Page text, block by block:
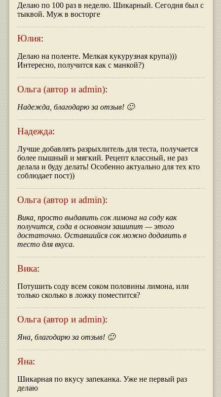
Делаю по 100 раз в неделю. Шикарный. Сегодня был с
тыквой. Муж в восторге
Юлия:
Делаю на поленте. Мелкая кукурузная крупа)))
Интересно, получится как с манкой?)
Ольга (автор и admin):
Надежда, благодарю за отзыв! 🙂
Надежда:
Лучше добавлять разрыхлитель для теста, получается
более пышный и мягкий. Рецепт классный, не раз
делала и буду делать! Особенно актуально для тех кто
соблюдает пост))
Ольга (автор и admin):
Вика, просто выдавить сок лимона на соду как
получится, сода в основном зашипит — этого
достаточно. Оставшийся сок можно додавить в
тесто для вкуса.
Вика:
Потушить соду всем соком половины лимона, или
только сколько в ложку поместится?
Ольга (автор и admin):
Яна, благодарю за отзыв! 🙂
Яна:
Шикарная по вкусу запеканка. Уже не первый раз
делаю